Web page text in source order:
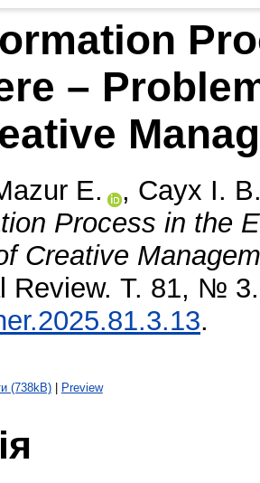
–
Е. , Саух І.
Process in the
Creative
Review. Т. 81, №
.
(738kB)| Preview